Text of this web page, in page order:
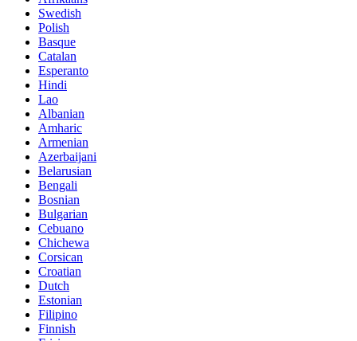
Swedish
Polish
Basque
Catalan
Esperanto
Hindi
Lao
Albanian
Amharic
Armenian
Azerbaijani
Belarusian
Bengali
Bosnian
Bulgarian
Cebuano
Chichewa
Corsican
Croatian
Dutch
Estonian
Filipino
Finnish